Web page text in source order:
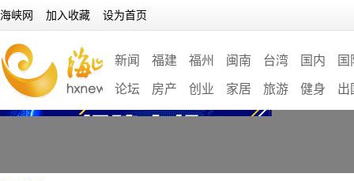
海峡网 加入收藏 设为首页
新闻 福建 福州 闽南 台湾 国内 国
论坛 房产 创业 家居 旅游 健身 出